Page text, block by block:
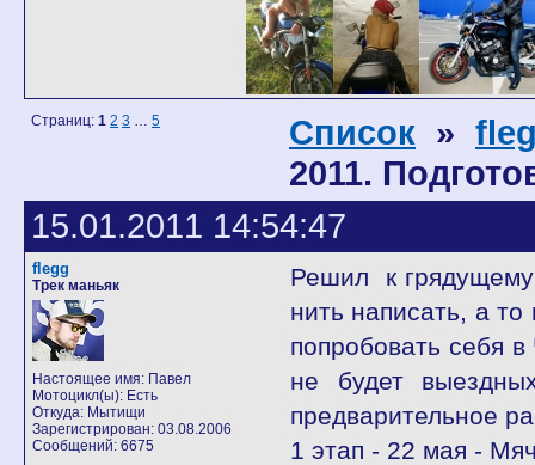
Страниц: 1 2 3 … 5 Список »
2011.
15.01.2011 14:54:47
flegg
Трек маньяк
Настоящее имя: Павел
Мотоцикл(ы): Есть
Откуда: Мытищи
Зарегистрирован: 03.08.2006
Сообщений: 6675
Решил к грядущему
нить написать, а
попробовать себя
не будет
предварительное
1 этап - 22 мая -